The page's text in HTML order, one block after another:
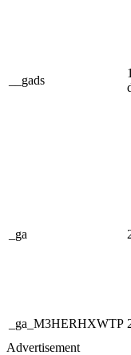
__gads
_ga
_ga_M3HERHXWTP
Advertisement